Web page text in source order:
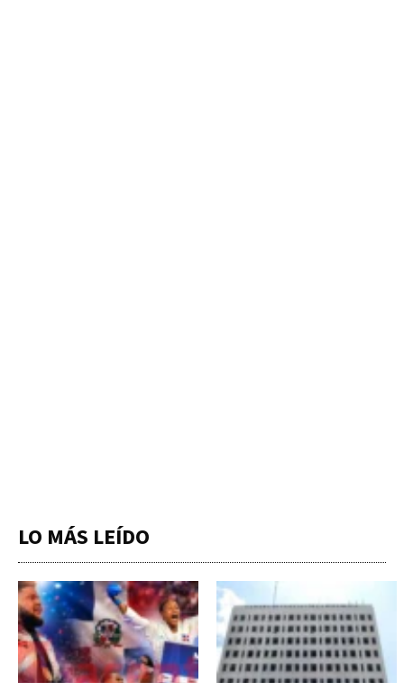
LO MÁS LEÍDO